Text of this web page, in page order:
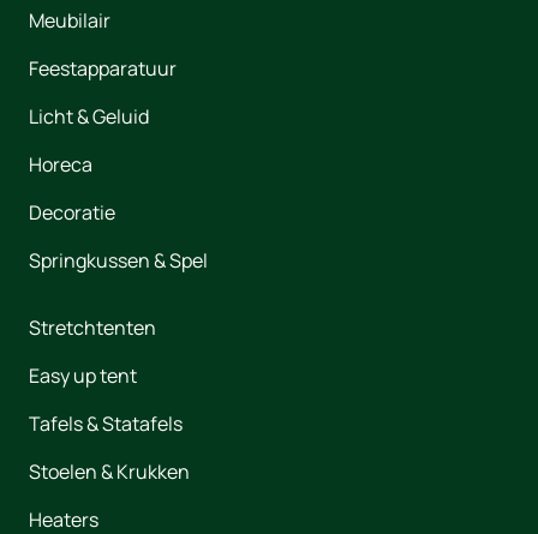
Meubilair
Feestapparatuur
Licht & Geluid
Horeca
Decoratie
Springkussen & Spel
Stretchtenten
Easy up tent
Tafels & Statafels
Stoelen & Krukken
Heaters